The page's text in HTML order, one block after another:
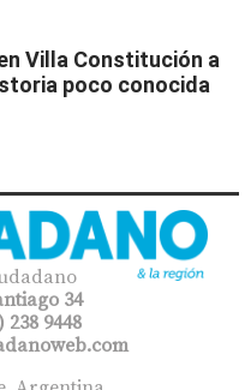
Villa Constitución a
poco conocida
34
238 9448